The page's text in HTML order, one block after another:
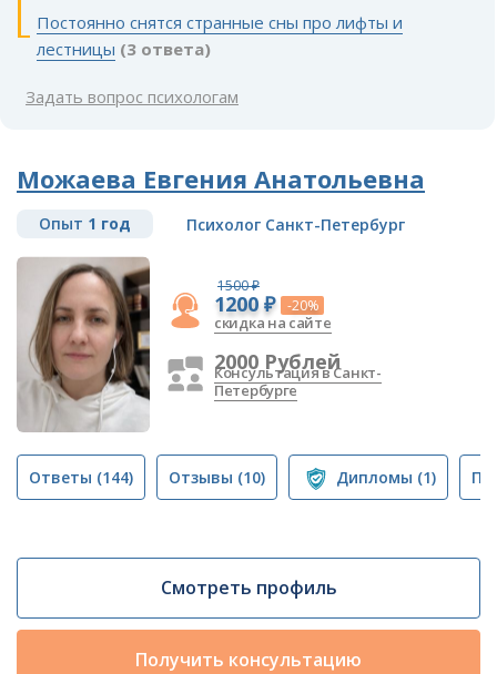
Постоянно снятся странные сны про лифты и
лестницы (3 ответа)
Задать вопрос психологам
Можаева Евгения Анатольевна
Опыт 1 год Психолог Санкт-Петербург
1500 ₽
1200 ₽ -20%
скидка на сайте
2000 Рублей
Консультация в Санкт-
Петербурге
Ответы (144) Отзывы (10) Дипломы (1)
Смотреть профиль
Получить консультацию